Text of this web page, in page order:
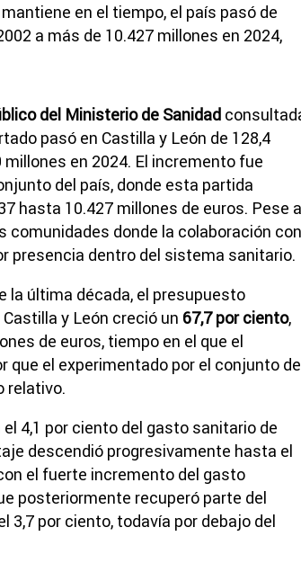
en el tiempo, el país pasó de
a más de 10.427 millones en 2024,
del Ministerio de Sanidad
pasó en Castilla y León de 128,4
en 2024. El incremento fue
del país, donde esta partida
hasta 10.427 millones de euros. Pese a
comunidades donde la colaboración con
presencia dentro del sistema sanitario.
la última década, el presupuesto
y León creció un 67,7 por ciento,
de euros, tiempo en el que el
el experimentado por el conjunto
relativo.
4,1 por ciento del gasto sanitario de
descendió progresivamente hasta el
el fuerte incremento del gasto
posteriormente recuperó parte del
3,7 por ciento, todavía por debajo del